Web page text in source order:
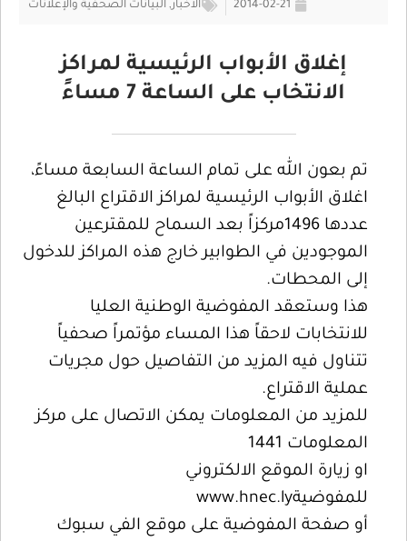
2014-02-21 الأخبار,البيانات الصحفية والإعلانات
إغلاق الأبواب الرئيسية لمراكز
الانتخاب على الساعة 7 مساءً
تم بعون الله على تمام الساعة السابعة مساءً،
اغلاق الأبواب الرئيسية لمراكز الاقتراع البالغ
عددها 1496مركزاً بعد السماح للمقترعين
الموجودين في الطوابير خارج هذه المراكز للدخول
إلى المحطات.
هذا وستعقد المفوضية الوطنية العليا
للانتخابات لاحقاً هذا المساء مؤتمراً صحفياً
تتناول فيه المزيد من التفاصيل حول مجريات
عملية الاقتراع.
للمزيد من المعلومات يمكن الاتصال على مركز
المعلومات 1441
او زيارة الموقع الالكتروني
للمفوضيةwww.hnec.ly
أو صفحة المفوضية على موقع الفي سبوك